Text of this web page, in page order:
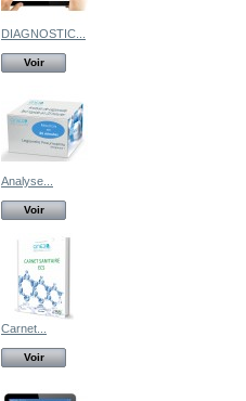
DIAGNOSTIC...
Voir
Analyse...
Voir
Carnet...
Voir